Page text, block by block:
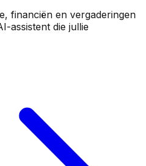
financiën en vergaderingen
assistent die jullie